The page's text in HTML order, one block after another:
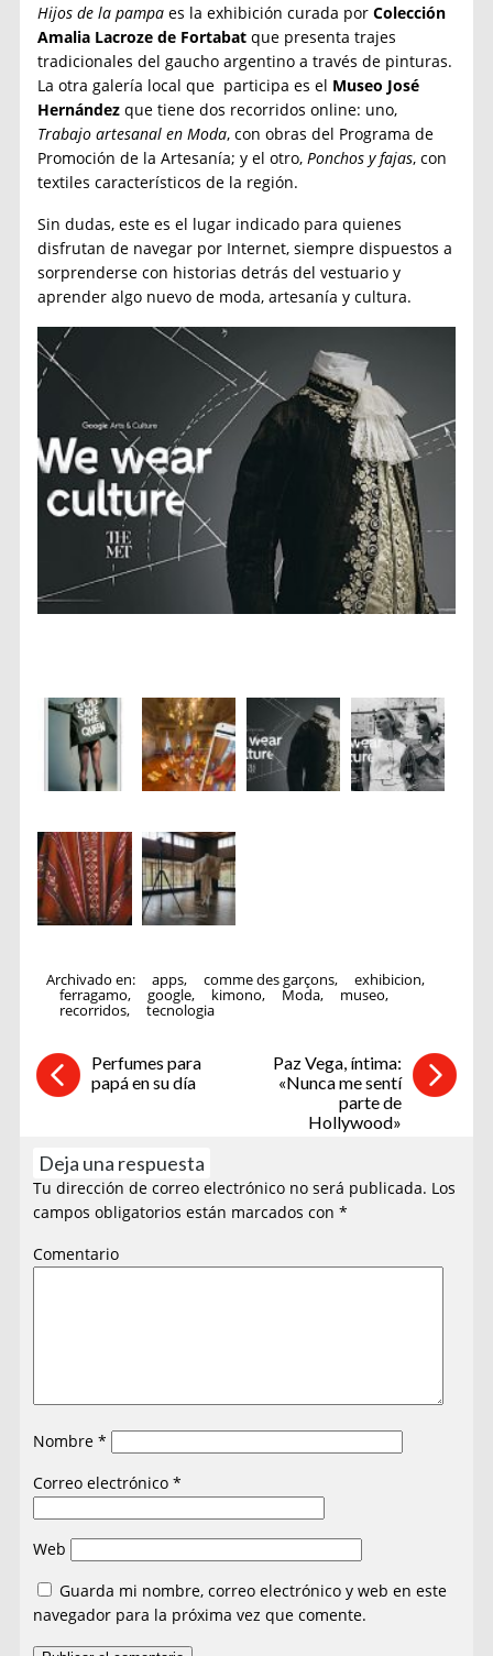
Hijos de la pampa es la exhibición curada porColección
Amalia Lacroze de Fortabat que presenta trajes
tradicionales del gaucho argentino a través de pinturas.
La otra galería local que participa es el Museo José
Hernández que tiene dos recorridos online: uno,
Trabajo artesanal en Moda, con obras del Programa de
Promoción de la Artesanía; y el otro,Ponchos y fajas, con
textiles característicos de la región.
Sin dudas, este es el lugar indicado para quienes
disfrutan de navegar por Internet, siempre dispuestos a
sorprenderse con historias detrás del vestuario y
aprender algo nuevo de moda, artesanía y cultura.
Archivado en: apps, comme des garçons, exhibicion,
ferragamo, google, kimono, Moda, museo,
recorridos, tecnologia
Perfumes para
papá en su día
Paz Vega, íntima:
«Nunca me sentí
parte de
Hollywood»
Deja una respuesta
Tu dirección de correo electrónico no será publicada. Los
campos obligatorios están marcados con*
Comentario
Nombre*
Correo electrónico*
Web
Guarda mi nombre, correo electrónico y web en este
navegador para la próxima vez que comente.